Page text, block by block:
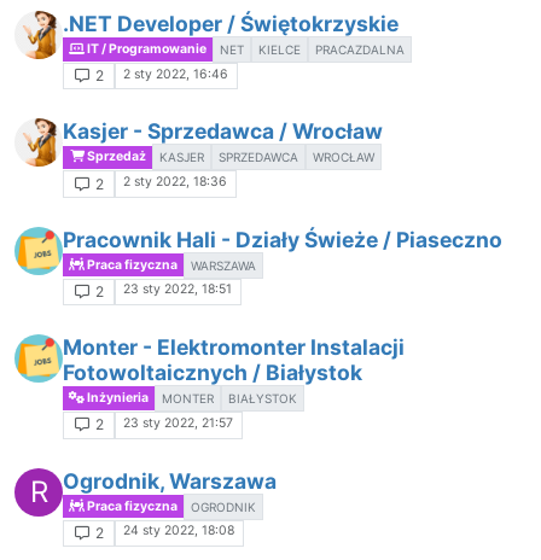
.NET Developer / Świętokrzyskie
IT / Programowanie NET KIELCE PRACAZDALNA
2 2 sty 2022, 16:46
Kasjer - Sprzedawca / Wrocław
Sprzedaż KASJER SPRZEDAWCA WROCŁAW
2 2 sty 2022, 18:36
Pracownik Hali - Działy Świeże / Piaseczno
Praca fizyczna WARSZAWA
2 23 sty 2022, 18:51
Monter - Elektromonter Instalacji
Fotowoltaicznych / Białystok
Inżynieria MONTER BIAŁYSTOK
2 23 sty 2022, 21:57
R Ogrodnik, Warszawa
Praca fizyczna OGRODNIK
2 24 sty 2022, 18:08